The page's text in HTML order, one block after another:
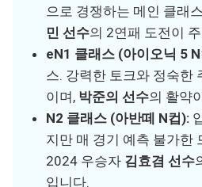
으로 경쟁하는 메인 클래
민 선수의 2연패 도전이
eN1 클래스 (아이오닉 5
스. 강력한 토크와 정숙한
이며, 박준의 선수의 활약
N2 클래스 (아반떼 N컵):
지만 매 경기 예측 불가한
2024 우승자 김효겸 선수
입니다.